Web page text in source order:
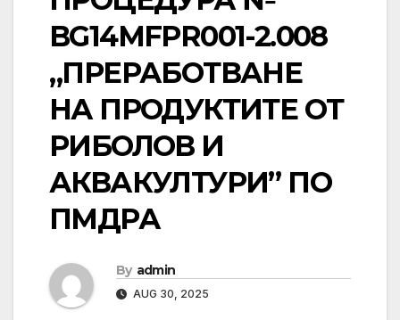
BG14MFPR001-2.008
„ПРЕРАБОТВАНЕ
НА ПРОДУКТИТЕ ОТ
РИБОЛОВ И
АКВАКУЛТУРИ” ПО
ПМДРА
By admin
AUG 30, 2025